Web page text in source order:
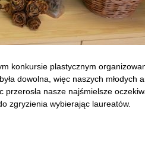
konkursie plastycznym
dowolna, więc naszych młodych
nasze najśmielsze
zgryzienia wybierając laureatów.